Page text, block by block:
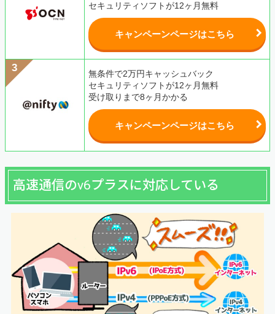
セキュリティソフトが12ヶ月無料
キャンペーンページはこちら
無条件で2万円キャッシュバック
セキュリティソフトが12ヶ月無料
受け取りまで8ヶ月かかる
キャンペーンページはこちら
高速通信のv6プラスに対応している